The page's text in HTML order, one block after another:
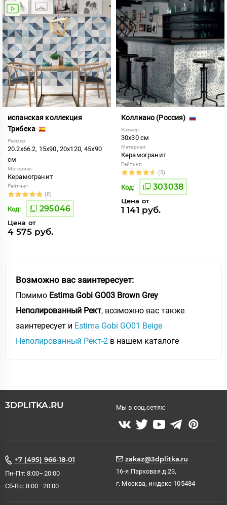
испанская коллекция
Трибека
Размер:
20.2x66.2, 15x90, 20x120, 45x90
см
Материал:
Керамогранит
Рейтинг:
(8)
Код: 295046
Цена от
4 575 руб.
Коллиано (Россия)
Размер:
30x30 см
Материал:
Керамогранит
Рейтинг:
(5)
Код: 303038
Цена от
1 141 руб.
Возможно вас заинтересует:
Помимо Estima Gobi GO03 Brown Grey
Неполированный Рект, возможно вас также
заинтересует и Estima Gobi GO01 Beige
Неполированный Рект-2 в нашем каталоге
3DPLITKA.RU Мы в соц.сетях:
+7 (495) 966-18-01
Пн-Пт: 8:00–20:00
Сб-Вс: 8:00–20:00
zakaz@3dplitka.ru
16-я Парковая д.23,
г. Москва, индекс 105484